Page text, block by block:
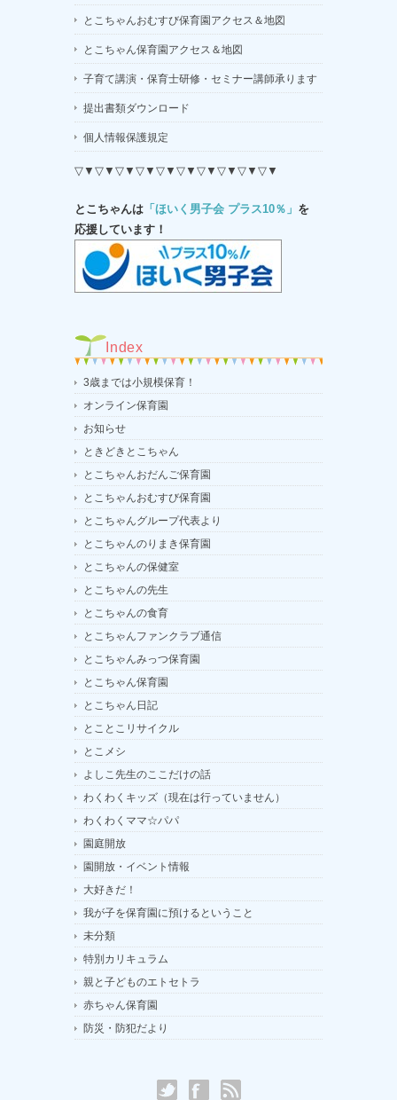
とこちゃんおむすび保育園アクセス＆地図
とこちゃん保育園アクセス＆地図
子育て講演・保育士研修・セミナー講師承ります
提出書類ダウンロード
個人情報保護規定
▽▼▽▼▽▼▽▼▽▼▽▼▽▼▽▼▽▼▽▼
とこちゃんは 「ほいく男子会 プラス10％」 を
応援しています！
Index
3歳までは小規模保育！
オンライン保育園
お知らせ
ときどきとこちゃん
とこちゃんおだんご保育園
とこちゃんおむすび保育園
とこちゃんグループ代表より
とこちゃんのりまき保育園
とこちゃんの保健室
とこちゃんの先生
とこちゃんの食育
とこちゃんファンクラブ通信
とこちゃんみっつ保育園
とこちゃん保育園
とこちゃん日記
とことこリサイクル
とこメシ
よしこ先生のここだけの話
わくわくキッズ（現在は行っていません）
わくわくママ☆パパ
園庭開放
園開放・イベント情報
大好きだ！
我が子を保育園に預けるということ
未分類
特別カリキュラム
親と子どものエトセトラ
赤ちゃん保育園
防災・防犯だより